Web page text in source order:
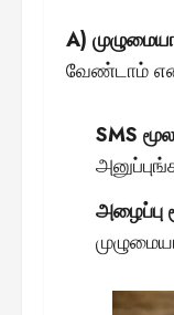
A)
வேண்டாம்
SMS
அழைப்பு